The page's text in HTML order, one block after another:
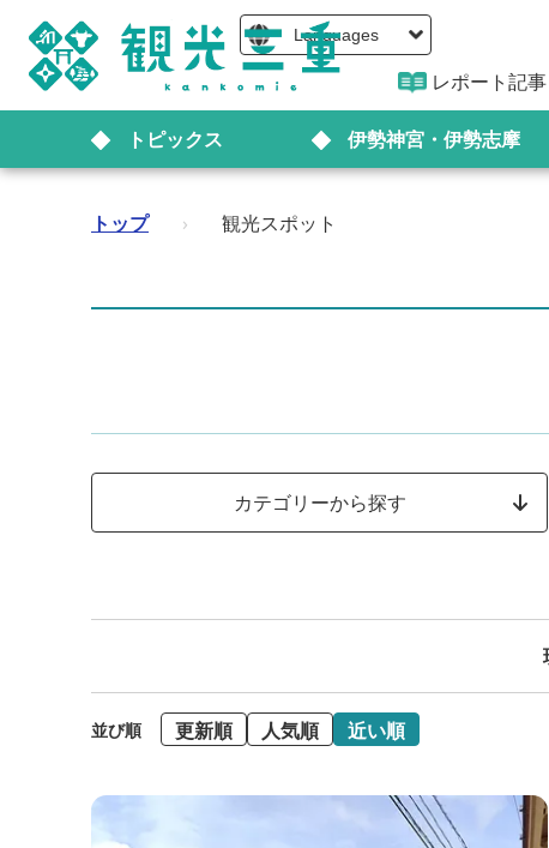
Languages
レポート記事
トピックス 伊勢神宮・伊勢志摩
トップ › 観光スポット
カテゴリーから探す
並び順 更新順 人気順 近い順